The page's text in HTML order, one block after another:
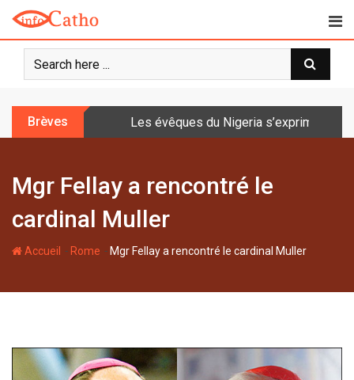
o
Brèves Les évêques du Nigeria s’expriment
Mgr Fellay a rencontré le
cardinal Muller
Accueil - Rome - Mgr Fellay a rencontré le cardinal Muller